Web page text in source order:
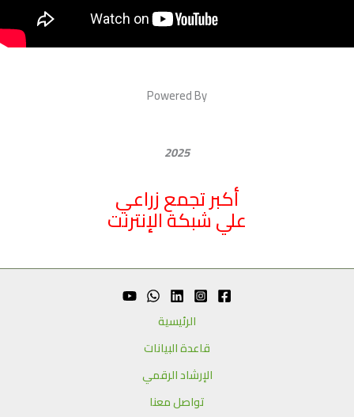
Powered By
2025
أكبر تجمع زراعي
علي شبكة الإنترنت
الرئيسية
قاعدة البيانات
الإرشاد الرقمي
تواصل معنا